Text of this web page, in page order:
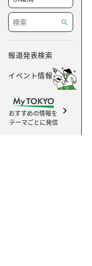
報道発表検索
イベント情報
おすすめの情報を
テーマごとに発信